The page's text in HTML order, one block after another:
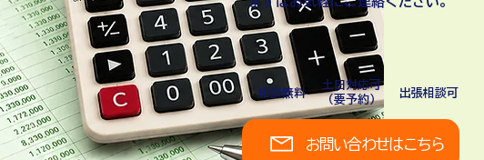
​相談無料
​土日対応可
​（要予約）
​出張相談可
お問い合わせはこちら